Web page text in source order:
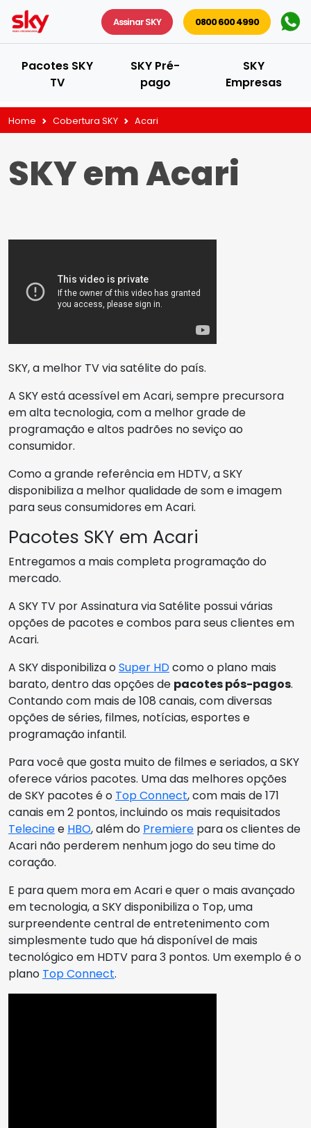
Assinar SKY 0800 600 4990
Pacotes SKY
TV
SKY Pré-
pago
SKY
Empresas
Home Cobertura SKY Acari
SKY em Acari
SKY, a melhor TV via satélite do país.
A SKY está acessível em Acari, sempre precursora
em alta tecnologia, com a melhor grade de
programação e altos padrões no seviço ao
consumidor.
Como a grande referência em HDTV, a SKY
disponibiliza a melhor qualidade de som e imagem
para seus consumidores em Acari.
Pacotes SKY em Acari
Entregamos a mais completa programação do
mercado.
A SKY TV por Assinatura via Satélite possui várias
opções de pacotes e combos para seus clientes em
Acari.
A SKY disponibiliza oSuper HDcomo o plano mais
barato, dentro das opções de pacotes pós-pagos.
Contando com mais de 108 canais, com diversas
opções de séries, filmes, notícias, esportes e
programação infantil.
Para você que gosta muito de filmes e seriados, a SKY
oferece vários pacotes. Uma das melhores opções
de SKY pacotes é o Top Connect, com mais de 171
canais em 2 pontos, incluindo os mais requisitados
Telecinee HBO, além do Premiere para os clientes de
Acari não perderem nenhum jogo do seu time do
coração.
E para quem mora em Acari e quer o mais avançado
em tecnologia, a SKY disponibiliza o Top, uma
surpreendente central de entretenimento com
simplesmente tudo que há disponível de mais
tecnológico em HDTV para 3 pontos. Um exemplo é o
plano Top Connect.